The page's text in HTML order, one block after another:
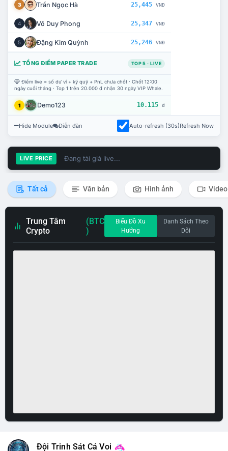
3 Trần Ngọc Hà 25,445 VNĐ
4 Võ Duy Phong 25,347 VNĐ
5 Đặng Kim Quỳnh 25,246 VNĐ
TỔNG ĐIỂM PAPER TRADE TOP 5 · LIVE
Điểm live = số dư ví + ký quỹ + PnL chưa chốt · Chốt 12:00
ngày cuối tháng · Top 1 trên 20.000 đ nhận 30 ngày VIP Whale.
1 Demo123 10.115 đ
Hide Module Diễn đàn Auto-refresh (30s)Refresh Now
LIVE PRICE Đang tải giá live...
Tất cả Văn bản Hình ảnh Video
Trung Tâm
Crypto
(BTC
)
Biểu Đồ Xu
Hướng
Danh Sách Theo
Dõi
Đội Trinh Sát Cá Voi